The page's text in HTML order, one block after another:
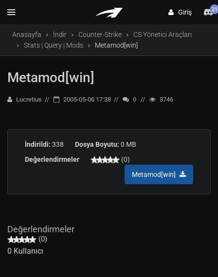
Giriş 21
Anasayfa İndir Counter-Strike
CS Yönetici Araçları
Stats | Query | Mods
Metamod[win]
Metamod[win]
Lucretius 2005-05-06 17:38 0 3746
İndirildi: 338 Dosya Boyutu: 0 MB
Değerlendirmeler
(0)
Metamod[win]
Değerlendirmeler
(0)
0 Kullanıcı